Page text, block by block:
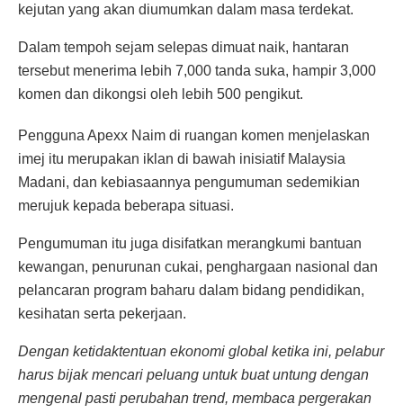
kejutan yang akan diumumkan dalam masa terdekat.
Dalam tempoh sejam selepas dimuat naik, hantaran
tersebut menerima lebih 7,000 tanda suka, hampir 3,000
komen dan dikongsi oleh lebih 500 pengikut.
Pengguna Apexx Naim di ruangan komen menjelaskan
imej itu merupakan iklan di bawah inisiatif Malaysia
Madani, dan kebiasaannya pengumuman sedemikian
merujuk kepada beberapa situasi.
Pengumuman itu juga disifatkan merangkumi bantuan
kewangan, penurunan cukai, penghargaan nasional dan
pelancaran program baharu dalam bidang pendidikan,
kesihatan serta pekerjaan.
Dengan ketidaktentuan ekonomi global ketika ini, pelabur
harus bijak mencari peluang untuk buat untung dengan
mengenal pasti perubahan trend, membaca pergerakan